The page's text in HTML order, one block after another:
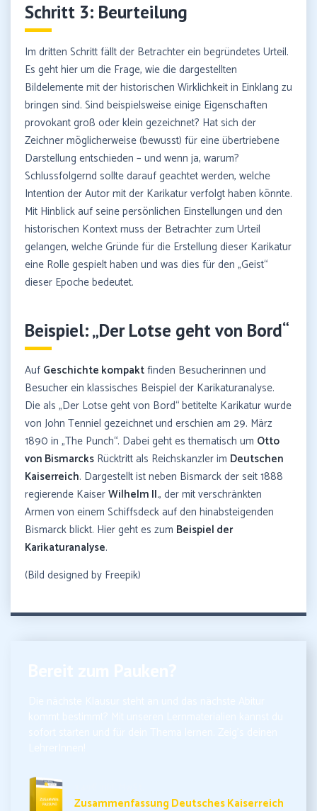
Schritt 3: Beurteilung
Im dritten Schritt fällt der Betrachter ein begründetes Urteil.
Es geht hier um die Frage, wie die dargestellten
Bildelemente mit der historischen Wirklichkeit in Einklang zu
bringen sind. Sind beispielsweise einige Eigenschaften
provokant groß oder klein gezeichnet? Hat sich der
Zeichner möglicherweise (bewusst) für eine übertriebene
Darstellung entschieden – und wenn ja, warum?
Schlussfolgernd sollte darauf geachtet werden, welche
Intention der Autor mit der Karikatur verfolgt haben könnte.
Mit Hinblick auf seine persönlichen Einstellungen und den
historischen Kontext muss der Betrachter zum Urteil
gelangen, welche Gründe für die Erstellung dieser Karikatur
eine Rolle gespielt haben und was dies für den „Geist“
dieser Epoche bedeutet.
Beispiel: „Der Lotse geht von Bord“
Auf Geschichte kompaktfinden Besucherinnen und
Besucher ein klassisches Beispiel der Karikaturanalyse.
Die als „Der Lotse geht von Bord“ betitelte Karikatur wurde
von John Tenniel gezeichnet und erschien am 29. März
1890 in „The Punch“. Dabei geht es thematisch um Otto
von Bismarcks Rücktritt als Reichskanzler im Deutschen
Kaiserreich. Dargestellt ist neben Bismarck der seit 1888
regierende KaiserWilhelm II., der mit verschränkten
Armen von einem Schiffsdeck auf den hinabsteigenden
Bismarck blickt. Hier geht es zum Beispiel der
Karikaturanalyse.
(Bild designed by Freepik)
Zusammenfassung Deutsches Kaiserreich